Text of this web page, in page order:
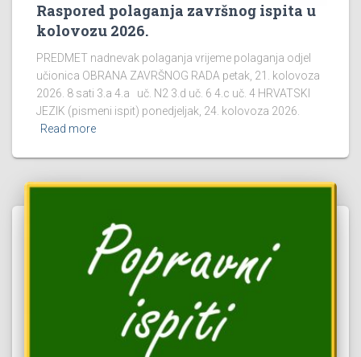
Raspored polaganja završnog ispita u
kolovozu 2026.
PREDMET nadnevak polaganja vrijeme polaganja odjel
učionica OBRANA ZAVRŠNOG RADA petak, 21. kolovoza
2026. 8 sati 3.a 4.a uč. N2 3.d uč. 6 4.c uč. 4 HRVATSKI
JEZIK (pismeni ispit) ponedjeljak, 24. kolovoza 2026.
Read more